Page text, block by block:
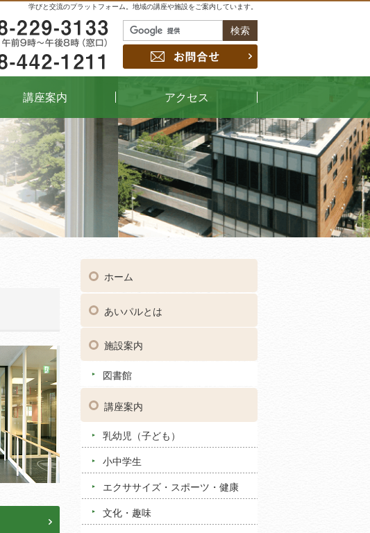
学びと交流のプラットフォーム。地域の講座や施設をご案内しています。
ホーム
あいパルとは
施設案内
図書館
講座案内
乳幼児（子ども）
小中学生
エクササイズ・スポーツ・健康
文化・趣味
048-229-3133
048-442-1211
講座案内 アクセス